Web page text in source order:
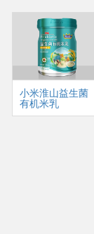
小米淮山益生菌
有机米乳